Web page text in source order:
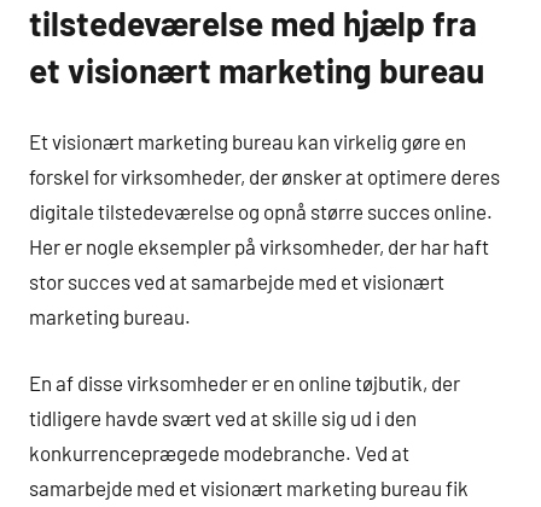
tilstedeværelse med hjælp fra
et visionært marketing bureau
Et visionært marketing bureau kan virkelig gøre en
forskel for virksomheder, der ønsker at optimere deres
digitale tilstedeværelse og opnå større succes online.
Her er nogle eksempler på virksomheder, der har haft
stor succes ved at samarbejde med et visionært
marketing bureau.
En af disse virksomheder er en online tøjbutik, der
tidligere havde svært ved at skille sig ud i den
konkurrenceprægede modebranche. Ved at
samarbejde med et visionært marketing bureau fik